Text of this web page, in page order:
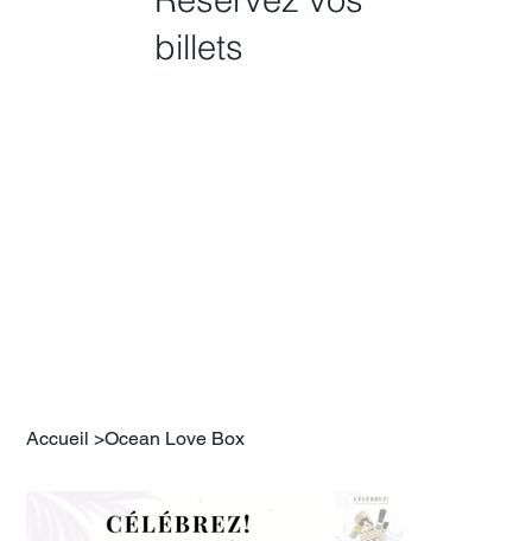
billets
Accueil >Ocean Love Box